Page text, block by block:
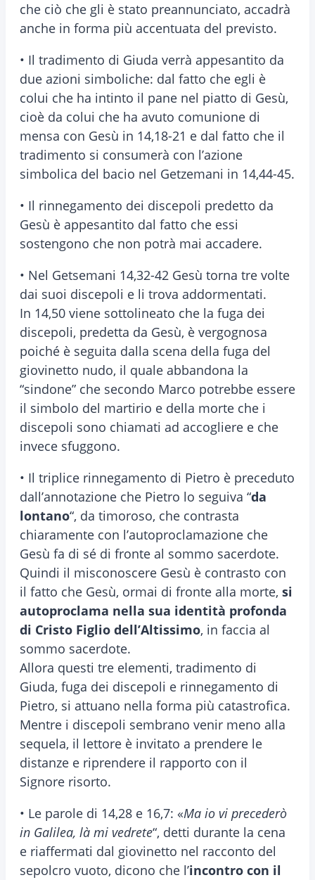
che ciò che gli è stato preannunciato, accadrà
anche in forma più accentuata del previsto.
• Il tradimento di Giuda verrà appesantito da
due azioni simboliche: dal fatto che egli è
colui che ha intinto il pane nel piatto di Gesù,
cioè da colui che ha avuto comunione di
mensa con Gesù in 14,18-21 e dal fatto che il
tradimento si consumerà con l’azione
simbolica del bacio nel Getzemani in 14,44-45.
• Il rinnegamento dei discepoli predetto da
Gesù è appesantito dal fatto che essi
sostengono che non potrà mai accadere.
• Nel Getsemani 14,32-42 Gesù torna tre volte
dai suoi discepoli e li trova addormentati.
In 14,50 viene sottolineato che la fuga dei
discepoli, predetta da Gesù, è vergognosa
poiché è seguita dalla scena della fuga del
giovinetto nudo, il quale abbandona la
“sindone” che secondo Marco potrebbe essere
il simbolo del martirio e della morte che i
discepoli sono chiamati ad accogliere e che
invece sfuggono.
• Il triplice rinnegamento di Pietro è preceduto
dall’annotazione che Pietro lo seguiva “da
lontano“, da timoroso, che contrasta
chiaramente con l’autoproclamazione che
Gesù fa di sé di fronte al sommo sacerdote.
Quindi il misconoscere Gesù è contrasto con
il fatto che Gesù, ormai di fronte alla morte, si
autoproclama nella sua identità profonda
di Cristo Figlio dell’Altissimo, in faccia al
sommo sacerdote.
Allora questi tre elementi, tradimento di
Giuda, fuga dei discepoli e rinnegamento di
Pietro, si attuano nella forma più catastrofica.
Mentre i discepoli sembrano venir meno alla
sequela, il lettore è invitato a prendere le
distanze e riprendere il rapporto con il
Signore risorto.
• Le parole di 14,28 e 16,7: «Ma io vi precederò
in Galilea, là mi vedrete“, detti durante la cena
e riaffermati dal giovinetto nel racconto del
sepolcro vuoto, dicono che l’incontro con il